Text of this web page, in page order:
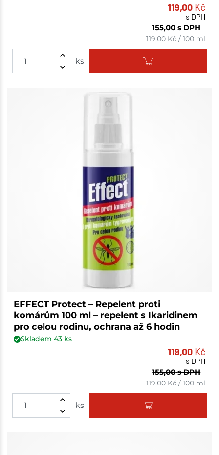
119,00 Kč
s DPH
155,00 s DPH
119,00 Kč /100 ml
ks
EFFECT Protect – Repelent proti
komárům 100 ml – repelent s Ikaridinem
pro celou rodinu, ochrana až 6 hodin
Skladem 43ks
119,00 Kč
s DPH
155,00 s DPH
119,00 Kč /100 ml
ks